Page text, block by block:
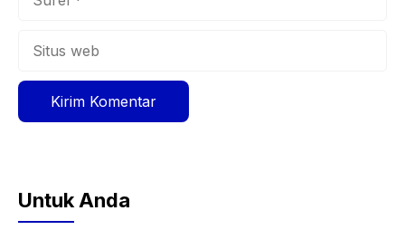
Untuk Anda